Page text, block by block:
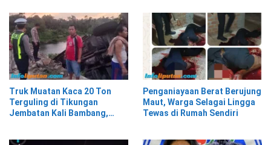
Truk Muatan Kaca 20 Ton
Terguling di Tikungan
Jembatan Kali Bambang,
Penganiayaan Berat Berujung
Maut, Warga Selagai Lingga
Tewas di Rumah Sendiri